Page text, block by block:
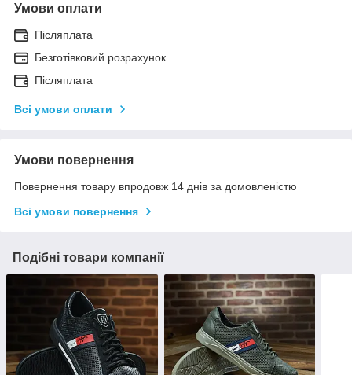
Умови оплати
Післяплата
Безготівковий розрахунок
Післяплата
Всі умови оплати
Умови повернення
Повернення товару впродовж 14 днів за домовленістю
Всі умови повернення
Подібні товари компанії